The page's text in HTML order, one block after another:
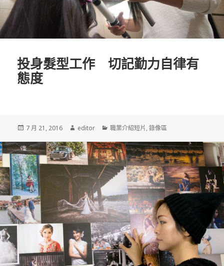
投身髮型工作 切記勤力自律有
態度
發
於
7 月 21, 2016
作
editor
分
職業介紹短片,錄像區